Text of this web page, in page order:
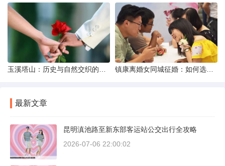
最新文章
昆明滇池路至新东部客运站公交出行全攻略
2026-07-06 22:00:02